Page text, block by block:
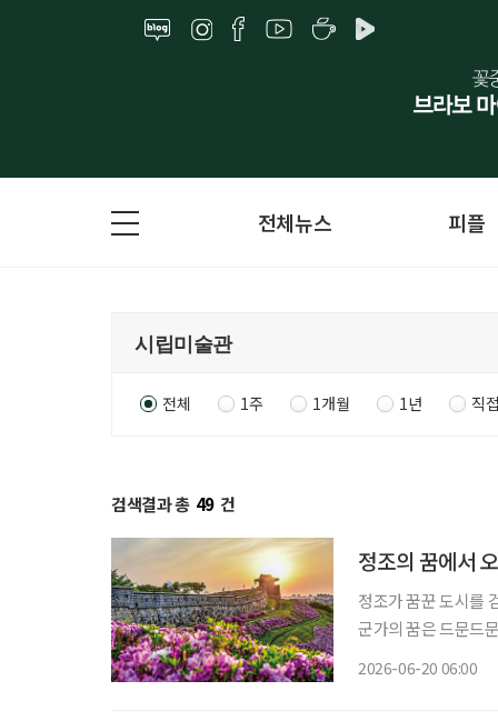
전체뉴스 피플
전체 1주 1개월 1년 직
검색결과 총 49 건
정조의 꿈에서
정조가 꿈꾼 도시를
군가의 꿈은 드문드
2026-06-20 06:00